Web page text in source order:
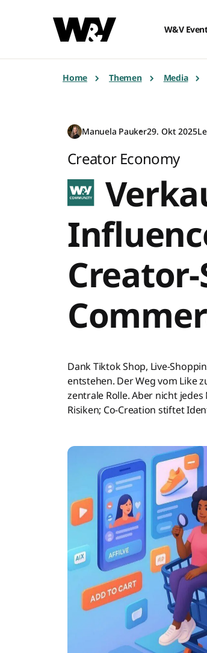
W&V
Home Themen Media
Manuela Pauker29. Okt 2025
Creator Economy
Dank Tiktok Shop, Live-
entstehen. Der Weg vom Like
zentrale Rolle. Aber nicht
Risiken; Co-Creation stiftet